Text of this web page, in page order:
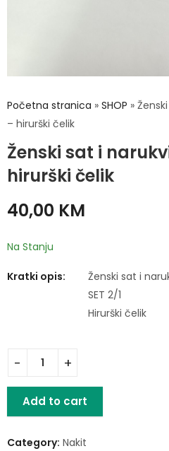
Početna stranica » SHOP »
– hirurški čelik
Ženski sat i
hirurški čelik
40,00 KM
Na Stanju
Kratki opis:
Ženski sat i
SET 2/1
Hirurški čelik
Add to cart
Category: Nakit